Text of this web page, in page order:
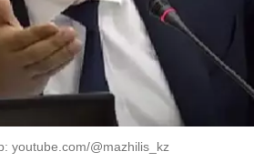
youtube.com/@mazhilis_kz